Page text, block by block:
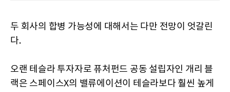
두 회사의 합병 가능성에 대해서는 다만 전망이 엇갈린
다.
오랜 테슬라 투자자로 퓨처펀드 공동 설립자인 개리 블
랙은 스페이스X의 밸류에이션이 테슬라보다 훨씬 높게